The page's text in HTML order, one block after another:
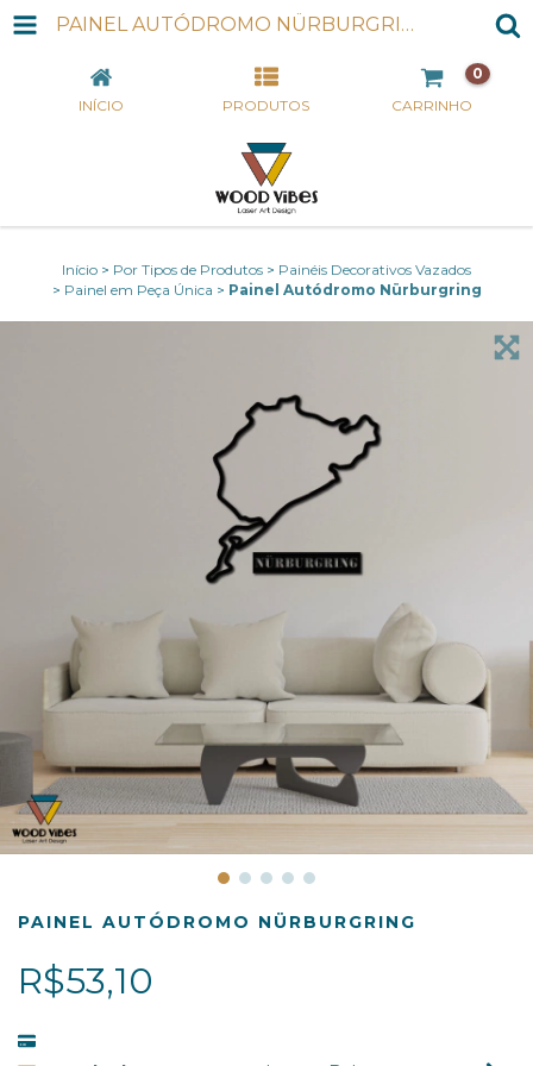
PAINEL AUTÓDROMO NÜRBURGRING
INÍCIO PRODUTOS CARRINHO
0
Início > Por Tipos de Produtos > Painéis Decorativos Vazados
> Painel em Peça Única > Painel Autódromo Nürburgring
PAINEL AUTÓDROMO NÜRBURGRING
R$53,10